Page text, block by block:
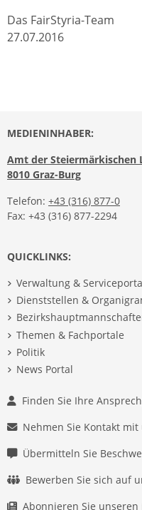
Das FairStyria-Team
27.07.2016
MEDIENINHABER:
Amt der Steiermärkischen
8010 Graz-Burg
Telefon: +43 (316) 877-0
Fax: +43 (316) 877-2294
QUICKLINKS:
Verwaltung &
Dienststellen &
Themen & Fachportale
Politik
News Portal
Finden Sie Ihre
Nehmen Sie Kontakt
Übermitteln Sie
Bewerben Sie sich auf
Abonnieren Sie